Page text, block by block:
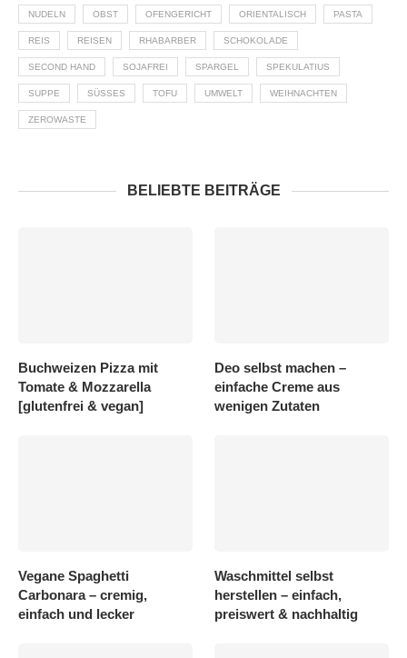
NUDELN OBST OFENGERICHT ORIENTALISCH PASTA
REIS REISEN RHABARBER SCHOKOLADE
SECOND HAND SOJAFREI SPARGEL SPEKULATIUS
SUPPE SÜSSES TOFU UMWELT WEIHNACHTEN
ZEROWASTE
BELIEBTE BEITRÄGE
Buchweizen Pizza mit
Tomate & Mozzarella
[glutenfrei & vegan]
Deo selbst machen –
einfache Creme aus
wenigen Zutaten
Vegane Spaghetti
Carbonara – cremig,
einfach und lecker
Waschmittel selbst
herstellen – einfach,
preiswert & nachhaltig